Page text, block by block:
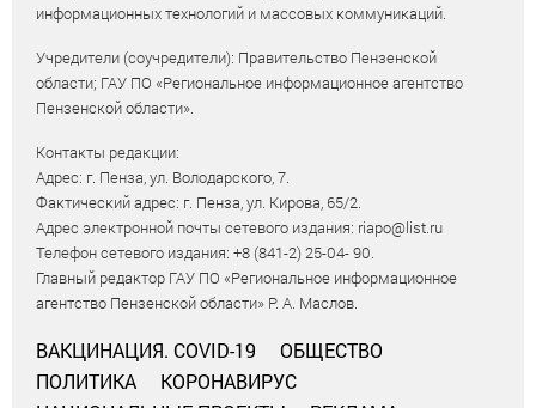
информационных технологий и массовых коммуникаций.
Учредители (соучредители): Правительство Пензенской
области; ГАУ ПО «Региональное информационное агентство
Пензенской области».
Контакты редакции:
Адрес: г. Пенза, ул. Володарского, 7.
Фактический адрес: г. Пенза, ул. Кирова, 65/2.
Адрес электронной почты сетевого издания: riapo@list.ru
Телефон сетевого издания: +8 (841-2) 25-04- 90.
Главный редактор ГАУ ПО «Региональное информационное
агентство Пензенской области» Р. А. Маслов.
ВАКЦИНАЦИЯ. COVID-19
ОБЩЕСТВО
ПОЛИТИКА
КОРОНАВИРУС